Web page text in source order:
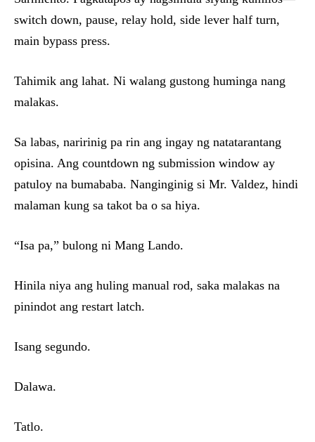
switch down, pause, relay hold, side lever half turn,
main bypass press.
Tahimik ang lahat. Ni walang gustong huminga nang
malakas.
Sa labas, naririnig pa rin ang ingay ng natatarantang
opisina. Ang countdown ng submission window ay
patuloy na bumababa. Nanginginig si Mr. Valdez, hindi
malaman kung sa takot ba o sa hiya.
“Isa pa,” bulong ni Mang Lando.
Hinila niya ang huling manual rod, saka malakas na
pinindot ang restart latch.
Isang segundo.
Dalawa.
Tatlo.